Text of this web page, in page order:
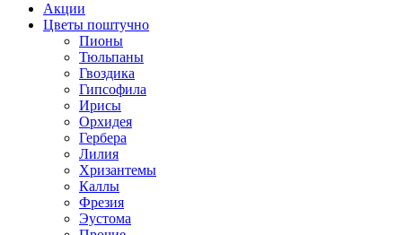
Акции
Цветы поштучно
Пионы
Тюльпаны
Гвоздика
Гипсофила
Ирисы
Орхидея
Гербера
Лилия
Хризантемы
Каллы
Фрезия
Эустома